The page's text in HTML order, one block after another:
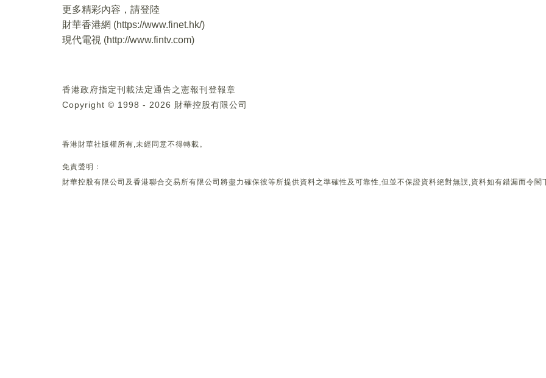
更多精彩內容，請登陸
財華香港網 (https://www.finet.hk/)
現代電視 (http://www.fintv.com)
香港政府指定刊載法定通告之憲報刊登報章
Copyright © 1998 - 2026 財華控股有限公司
香港財華社版權所有,未經同意不得轉載。
免責聲明：
財華控股有限公司及香港聯合交易所有限公司將盡力確保彼等所提供資料之準確性及可靠性,但並不保證資料絕對無誤,資料如有錯漏而令